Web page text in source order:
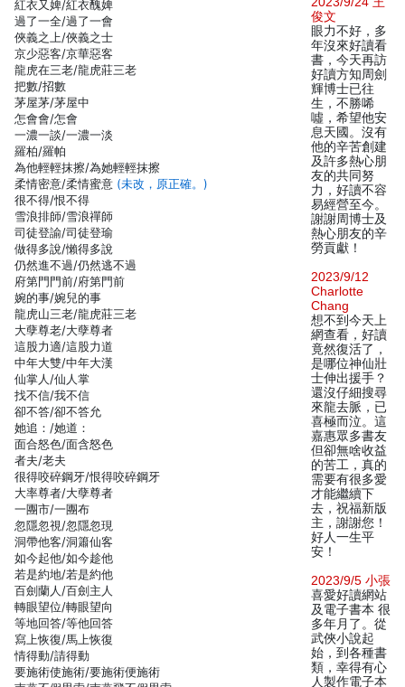
紅衣又婢/紅衣醜婢
過了一全/過了一會
俠義之上/俠義之士
京少惡客/京華惡客
龍虎在三老/龍虎莊三老
把數/招數
茅屋茅/茅屋中
怎會會/怎會
一濃一談/一濃一淡
羅柏/羅帕
為他輕輕抹擦/為她輕輕抹擦
柔情密意/柔情蜜意 (未改，原正確。)
很不得/恨不得
雪浪排師/雪浪禪師
司徒登諭/司徒登瑜
做得多說/懶得多說
仍然進不過/仍然逃不過
府第門門前/府第門前
婉的事/婉兒的事
龍虎山三老/龍虎莊三老
大孽尊老/大孽尊者
這股力適/這股力道
中年大雙/中年大漢
仙掌人/仙人掌
找不信/我不信
卻不答/卻不答允
她追：/她道：
面合怒色/面含怒色
者夫/老夫
很得咬碎鋼牙/恨得咬碎鋼牙
大率尊者/大孽尊者
一團市/一團布
忽隱忽視/忽隱忽現
洞帶他客/洞簫仙客
如今起他/如今趁他
若是約地/若是約他
百劍蘭人/百劍主人
轉眼望位/轉眼望向
等地回答/等他回答
寫上恢復/馬上恢復
情得動/請得動
要施術使施術/要施術便施術
俊文
眼力不好，多
年沒來好讀看
書，今天再訪
好讀方知周劍
輝博士已往
生，不勝唏
噓，希望他安
息天國。沒有
他的辛苦創建
及許多熱心朋
友的共同努
力，好讀不容
易經營至今。
謝謝周博士及
熱心朋友的辛
勞貢獻！
2023/9/12
Charlotte
Chang
想不到今天上
網查看，好讀
竟然復活了，
是哪位神仙壯
士伸出援手？
還沒仔細搜尋
來龍去脈，已
喜極而泣。這
嘉惠眾多書友
但卻無啥收益
的苦工，真的
需要有很多愛
才能繼續下
去，祝福新版
主，謝謝您！
好人一生平
安！
2023/9/5 小張
喜愛好讀網站
及電子書本 很
多年月了。從
武俠小說起
始，到各種書
類，幸得有心
人製作電子本